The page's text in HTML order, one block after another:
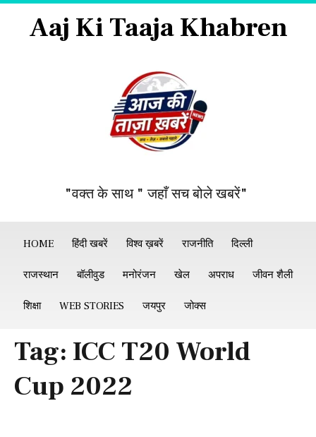
Aaj Ki Taaja Khabren
"वक्त के साथ " जहाँ सच बोले खबरें"
HOME हिंदी खबरें विश्व ख़बरें राजनीति दिल्ली
राजस्थान बॉलीवुड मनोरंजन खेल अपराध जीवन शैली
शिक्षा WEB STORIES जयपुर जोक्स
Tag: ICC T20 World
Cup 2022